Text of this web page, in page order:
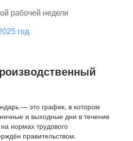
рабочей недели
год
— это график, в котором
и выходные дни в течение
нормах трудового
правительством.